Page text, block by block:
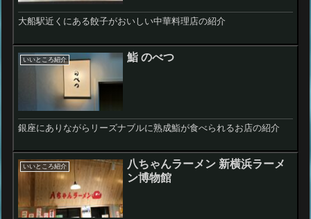
大船駅近くにある餃子がおいしい中華料理店の紹介
いいところ紹介 鮨 のべつ
銀座にありながらリーズナブルに熟成鮨が食べられるお店の紹介
いいところ紹介
八ちゃんラーメン 新横浜ラーメ
ン博物館